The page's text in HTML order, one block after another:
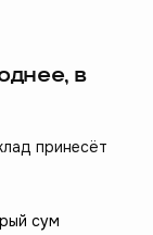
в
принесёт
сум